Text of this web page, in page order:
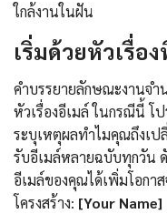
ใกล้งานในฝัน
เริ่มด้วยหัวเรื่อ
คำบรรยายลักษณะงานจำ
หัวเรื่องอีเมล์ ในกรณีนี้ โ
ระบุเหตุผลทำไมคุณถึงเป
รับอีเมล์หลายฉบับทุกวัน
อีเมล์ของคุณได้เพิ่มโอกา
โครงสร้าง: [Your